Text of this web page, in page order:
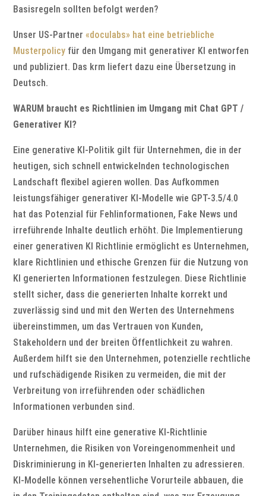
Basisregeln sollten befolgt werden?
Unser US-Partner«doculabs» hat eine betriebliche
Musterpolicy für den Umgang mit generativer KI entworfen
und publiziert. Das krm liefert dazu eine Übersetzung in
Deutsch.
WARUM braucht es Richtlinien im Umgang mit Chat GPT /
Generativer KI?
Eine generative KI-Politik gilt für Unternehmen, die in der
heutigen, sich schnell entwickelnden technologischen
Landschaft flexibel agieren wollen. Das Aufkommen
leistungsfähiger generativer KI-Modelle wie GPT-3.5/4.0
hat das Potenzial für Fehlinformationen, Fake News und
irreführende Inhalte deutlich erhöht. Die Implementierung
einer generativen KI Richtlinie ermöglicht es Unternehmen,
klare Richtlinien und ethische Grenzen für die Nutzung von
KI generierten Informationen festzulegen. Diese Richtlinie
stellt sicher, dass die generierten Inhalte korrekt und
zuverlässig sind und mit den Werten des Unternehmens
übereinstimmen, um das Vertrauen von Kunden,
Stakeholdern und der breiten Öffentlichkeit zu wahren.
Außerdem hilft sie den Unternehmen, potenzielle rechtliche
und rufschädigende Risiken zu vermeiden, die mit der
Verbreitung von irreführenden oder schädlichen
Informationen verbunden sind.
Darüber hinaus hilft eine generative KI-Richtlinie
Unternehmen, die Risiken von Voreingenommenheit und
Diskriminierung in KI-generierten Inhalten zu adressieren.
KI-Modelle können versehentliche Vorurteile abbauen, die